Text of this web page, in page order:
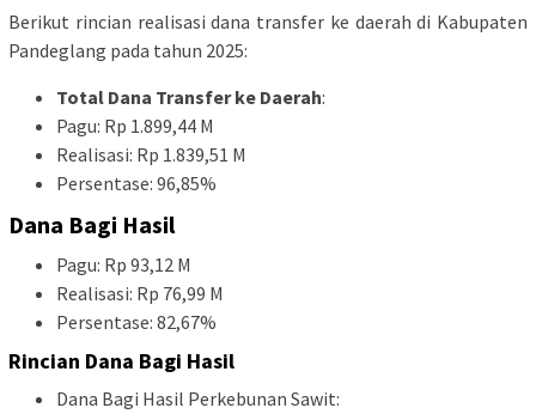
Berikut rincian realisasi dana transfer ke daerah di Kabupaten
Pandeglang pada tahun 2025:
Total Dana Transfer ke Daerah:
Pagu: Rp 1.899,44 M
Realisasi: Rp 1.839,51 M
Persentase: 96,85%
Dana Bagi Hasil
Pagu: Rp 93,12 M
Realisasi: Rp 76,99 M
Persentase: 82,67%
Rincian Dana Bagi Hasil
Dana Bagi Hasil Perkebunan Sawit: